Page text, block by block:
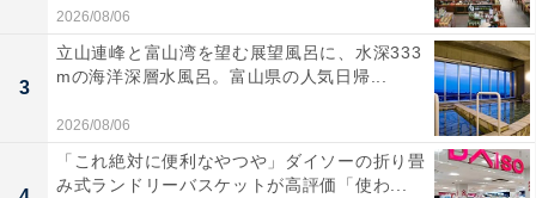
2026/08/06
3
立山連峰と富山湾を望む展望風呂に、水深333
mの海洋深層水風呂。富山県の人気日帰...
2026/08/06
「これ絶対に便利なやつや」ダイソーの折り畳
み式ランドリーバスケットが高評価「使わ...